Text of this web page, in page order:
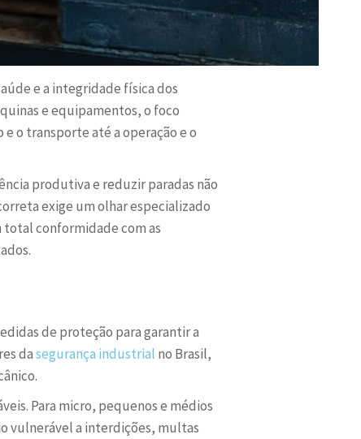
e a integridade física dos
e equipamentos, o foco
o transporte até a operação e o
produtiva e reduzir paradas não
exige um olhar especializado
conformidade com as
de proteção para garantir a
dasegurança industrial no Brasil,
Para micro, pequenos e médios
vulnerável a interdições, multas